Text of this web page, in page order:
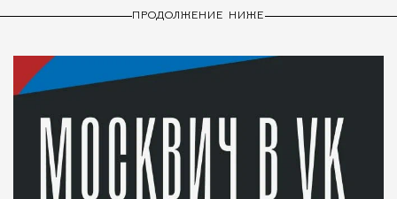
ПРОДОЛЖЕНИЕ НИЖЕ